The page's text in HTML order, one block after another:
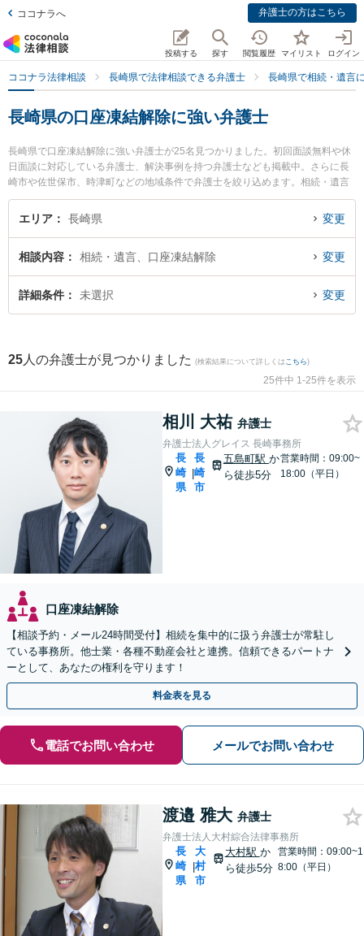
ココナラへ 弁護士の方はこちら
投稿する 探す 閲覧履歴 マイリスト ログイン
ココナラ法律相談 長崎県で法律相談できる弁護士 長崎県で相続・遺言
長崎県の口座凍結解除に強い弁護士
長崎県で口座凍結解除に強い弁護士が25名見つかりました。初回面談無料や休
日面談に対応している弁護士、解決事例を持つ弁護士なども掲載中。さらに長
崎市や佐世保市、時津町などの地域条件で弁護士を絞り込めます。相続・遺言
に関係する家族間の相続トラブルや認知症の相続、遺産分割等の細かな分野で
の絞り込み検索もでき便利です。特に弁護士法人グレイス 長崎事務所の相川 大
が注目されています。『長崎県で土日や夜間に発生した口座凍結解除のトラブ
ルを今すぐに弁護士に相談したい』『口座凍結解除のトラブル解決の実績豊富
な近くの弁護士を検索したい』『初回相談無料で口座凍結解除を法律相談でき
エリア 長崎県 変更
相談内容 相続・遺言、口座凍結解除 変更
詳細条件 未選択 変更
25 人の弁護士が見つかりました (検索結果について詳しくは こちら)
25件中 1-25件を表示
相川 大祐 弁護士
弁護士法人グレイス 長崎事務所
長
崎
県
|
長
崎
市
五島町駅 か
ら徒歩5分
営業時間：09:00~
18:00（平日）
口座凍結解除
【相談予約・メール24時間受付】相続を集中的に扱う弁護士が常駐し
ている事務所。他士業・各種不動産会社と連携。信頼できるパートナ
ーとして、あなたの権利を守ります！
料金表を見る
電話でお問い合わせ メールでお問い合わせ
渡邉 雅大 弁護士
弁護士法人大村綜合法律事務所
長
崎
県
|
大
村
市
大村駅 か
ら徒歩5分
営業時間：09:00~1
8:00（平日）